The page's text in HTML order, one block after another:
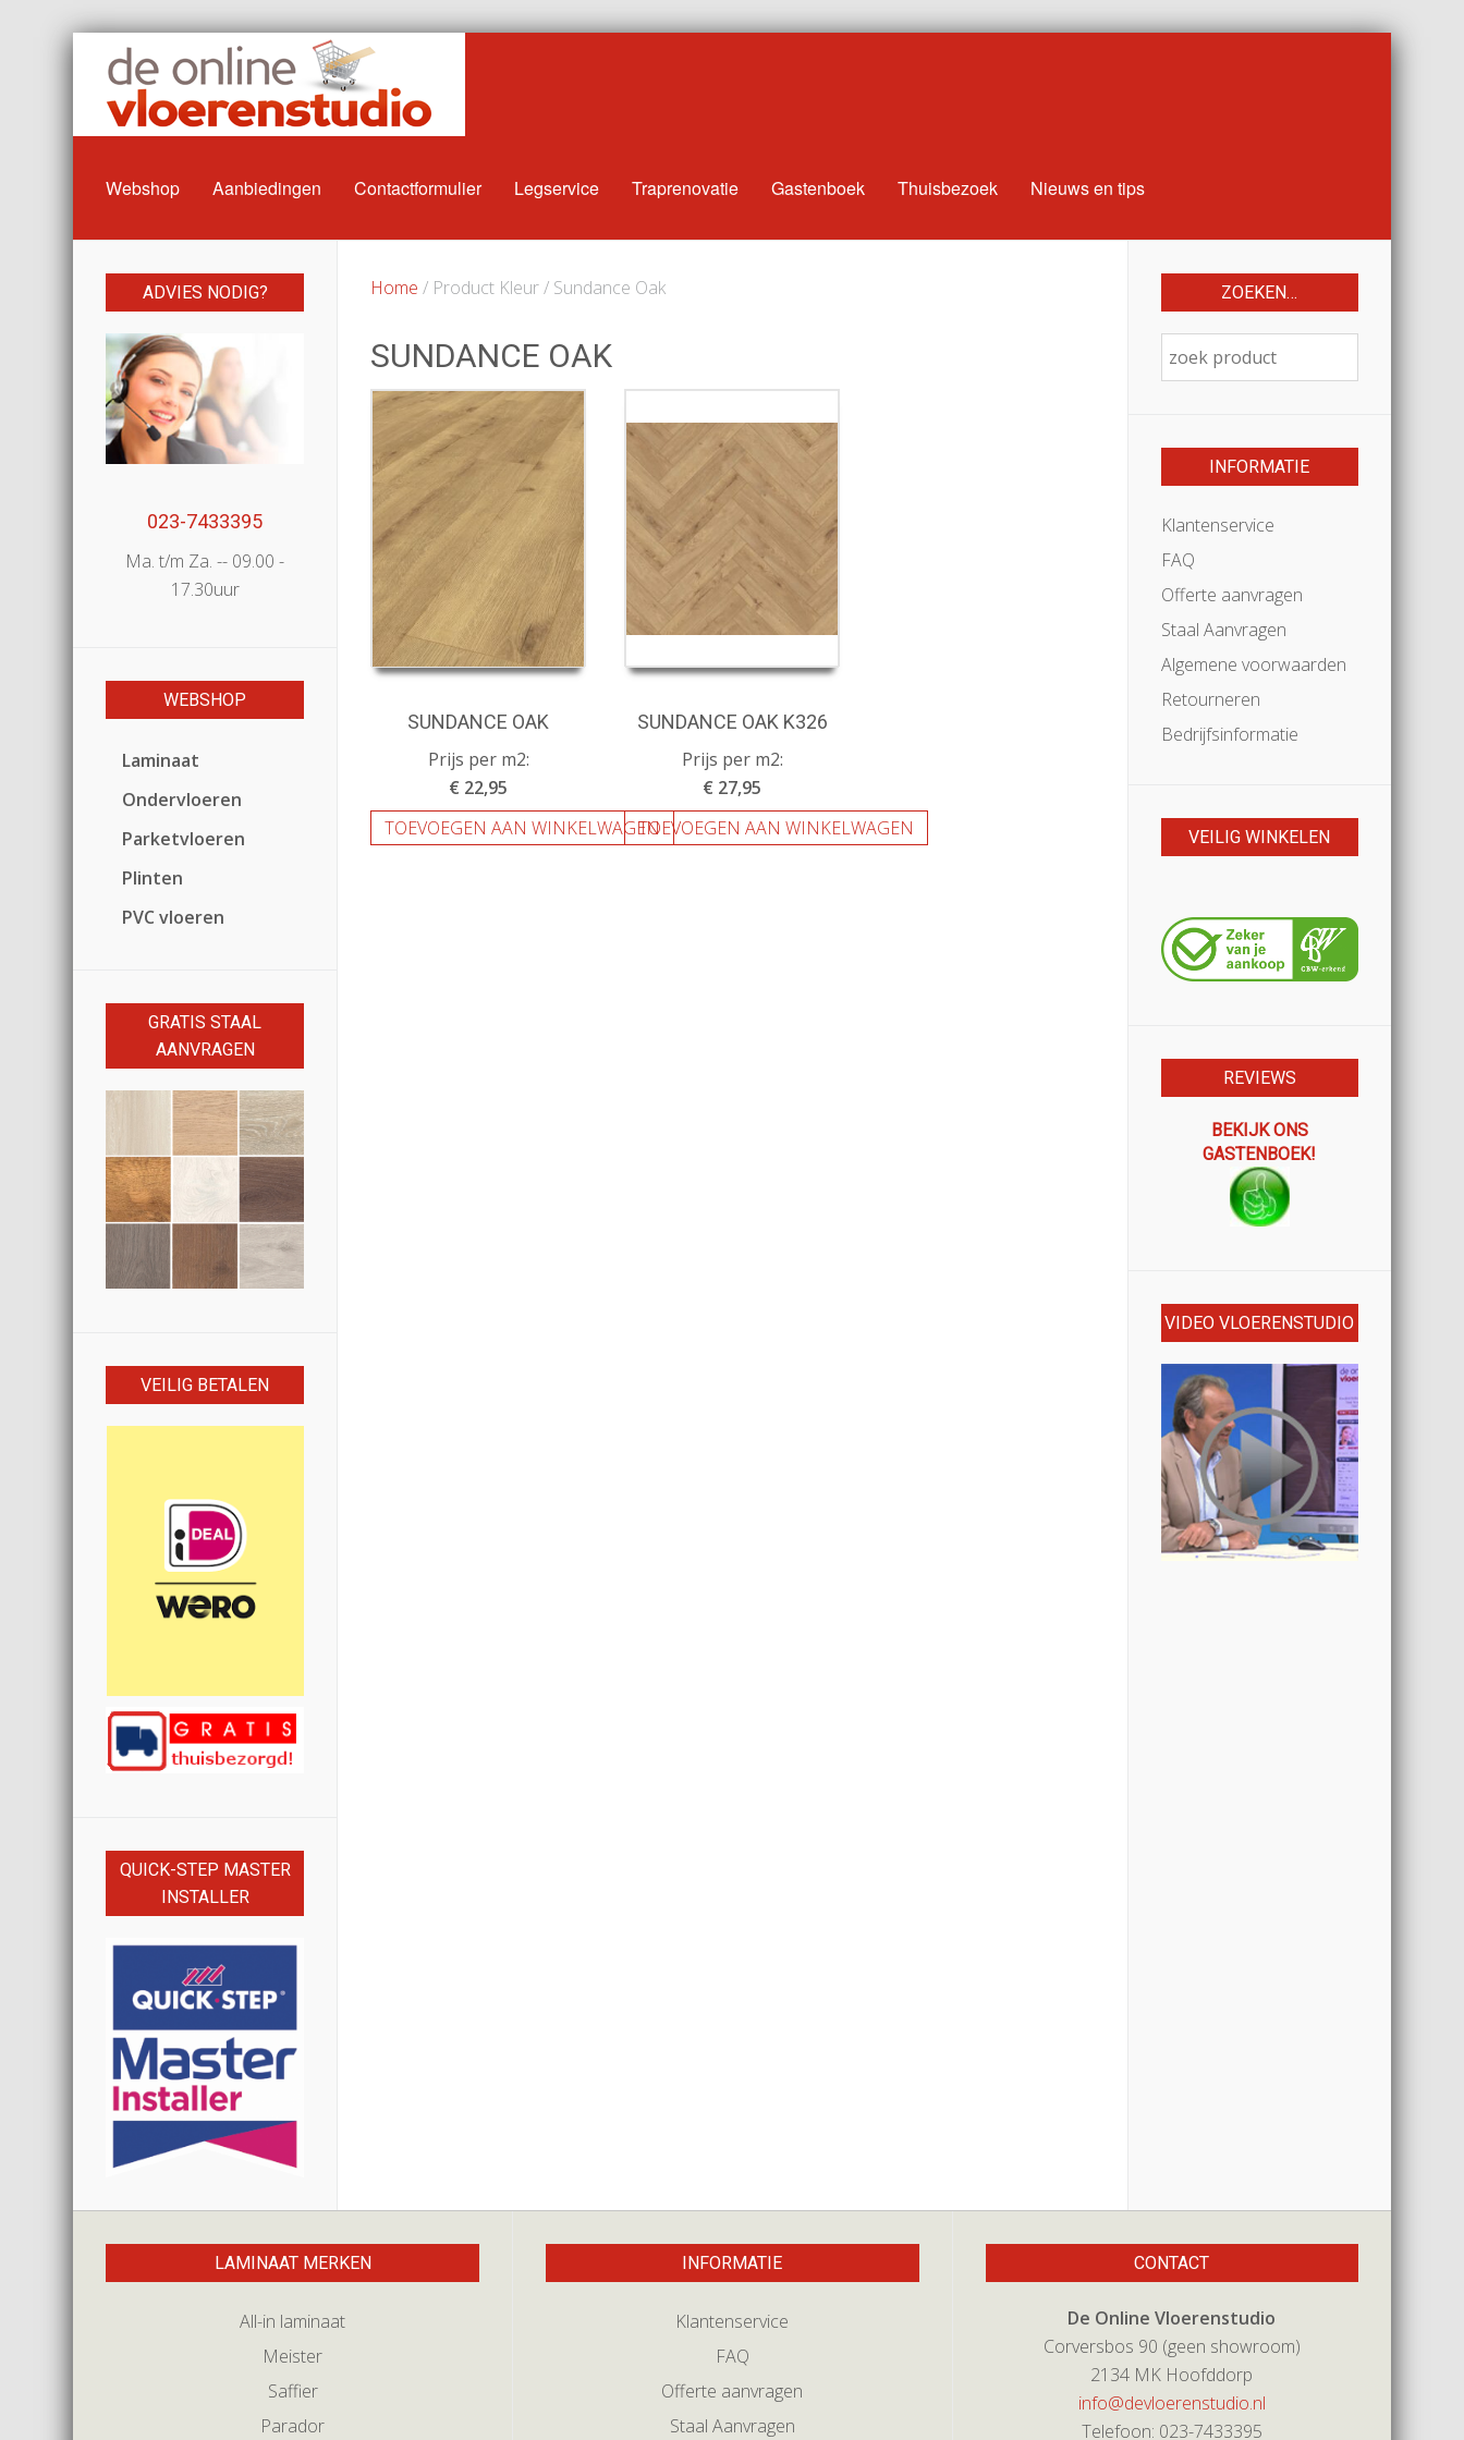
Webshop Aanbiedingen Contactformulier Legservice Traprenovatie Gastenboek Thuisbezoek Nieuws en tips
Home / Product Kleur / Sundance Oak
SUNDANCE OAK
SUNDANCE OAK
Prijs per m2:
€ 22,95
TOEVOEGEN AAN WINKELWAGEN
SUNDANCE OAK K326
Prijs per m2:
€ 27,95
TOEVOEGEN AAN WINKELWAGEN
ADVIES NODIG?
023-7433395
Ma. t/m Za. -- 09.00 -
17.30uur
WEBSHOP
Laminaat
Ondervloeren
Parketvloeren
Plinten
PVC vloeren
GRATIS STAAL
AANVRAGEN
VEILIG BETALEN
QUICK-STEP MASTER
INSTALLER
ZOEKEN…
INFORMATIE
Klantenservice
FAQ
Offerte aanvragen
Staal Aanvragen
Algemene voorwaarden
Retourneren
Bedrijfsinformatie
VEILIG WINKELEN
REVIEWS
BEKIJK ONS
GASTENBOEK!
VIDEO VLOERENSTUDIO
LAMINAAT MERKEN
All-in laminaat
Meister
Saffier
Parador
INFORMATIE
Klantenservice
FAQ
Offerte aanvragen
Staal Aanvragen
CONTACT
De Online Vloerenstudio
Corversbos 90 (geen showroom)
2134 MK Hoofddorp
info@devloerenstudio.nl
Telefoon: 023-7433395